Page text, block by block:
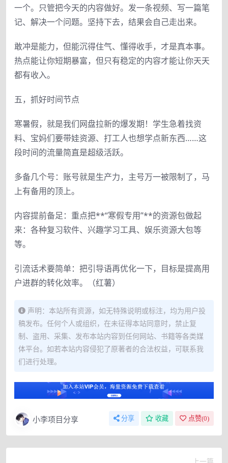
一个。只管把今天的内容做好。发一条视频、写一篇笔
记、解决一个问题。坚持下去，结果会自己走出来。
敢冲是能力，但能沉得住气、懂得收手，才是真本事。
热点能让你短期暴富，但只有稳定的内容才能让你天天
都有收入。
五，抓好时间节点
寒暑假，就是我们网盘拉新的爆发期！学生急着找资
料、宝妈们要带娃资源、打工人也想学点新东西……这
段时间的流量简直是超级活跃。
多备几个号：账号就是生产力，主号万一被限制了，马
上有备用的顶上。
内容提前备足：重点把**“寒假专用”**的资源包做起
来：各种复习软件、兴趣学习工具、娱乐资源大包等
等。
引流话术要简单：把引导语再优化一下，目标是提高用
户进群的转化效率。（红薯）
声明：本站所有资源，如无特殊说明或标注，均为用户投
稿发布。任何个人或组织，在未征得本站同意时，禁止复
制、盗用、采集、发布本站内容到任何网站、书籍等各类媒
体平台。如若本站内容侵犯了原著者的合法权益，可联系我
们进行处理。
小李项目分享 分享 收藏 点赞(0)
上一篇